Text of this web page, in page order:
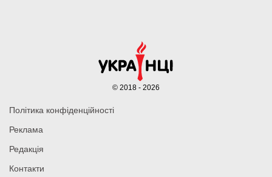
Політика конфіденційності
Реклама
Редакція
Контакти
© 2018 - 2026